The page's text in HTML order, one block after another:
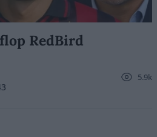
RedBird
5.9k